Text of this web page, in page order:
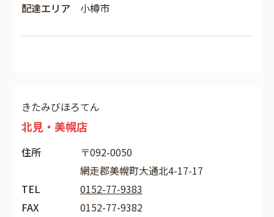
配達エリア
小樽市
きたみびほろてん
北見・美幌店
住所
〒092-0050
網走郡美幌町大通北4-17-17
TEL
0152-77-9383
FAX
0152-77-9382